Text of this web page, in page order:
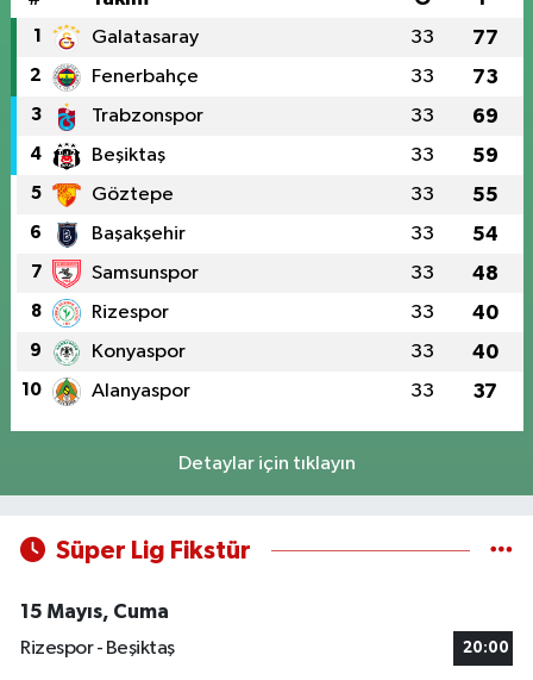
1 Galatasaray 33 77
2 Fenerbahçe 33 73
3 Trabzonspor 33 69
4 Beşiktaş 33 59
5 Göztepe 33 55
6 Başakşehir 33 54
7 Samsunspor 33 48
8 Rizespor 33 40
9 Konyaspor 33 40
10 Alanyaspor 33 37
Detaylar için tıklayın
Süper Lig Fikstür
15 Mayıs, Cuma
Rizespor - Beşiktaş
20:00